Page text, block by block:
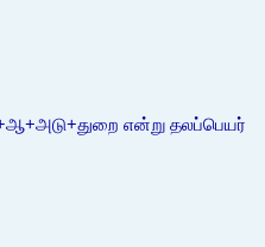
என்று தலப்பெயர்